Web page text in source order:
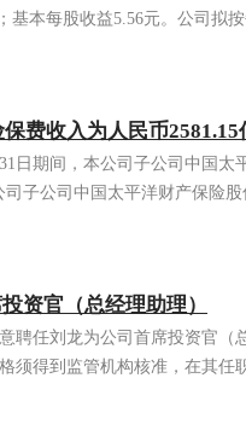
基本每股收益5.56元。公司拟
费收入为人民币
日期间，本公司子公司中国
子公司中国太平洋财产保险
资官（总经理助理）
聘任刘龙为公司首席投资官（
须得到监管机构核准，在其任